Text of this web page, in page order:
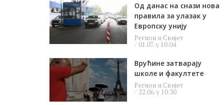
Од данас на снази нова
правила за улазак у
Европску унију
Регион и Свијет
01.07. у 10:04
Врућине затварају
школе и факултете
Регион и Свијет
22.06. у 10:30